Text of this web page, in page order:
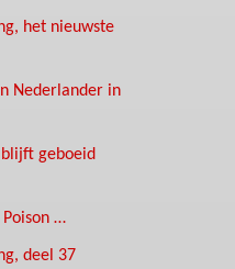
het nieuwste
Nederlander in
geboeid
…
deel 37